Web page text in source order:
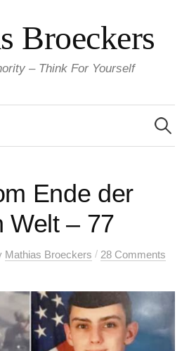
Broeckers
– Think For Yourself
for:
Ende der
Welt – 77
Mathias Broeckers / 28 Comments